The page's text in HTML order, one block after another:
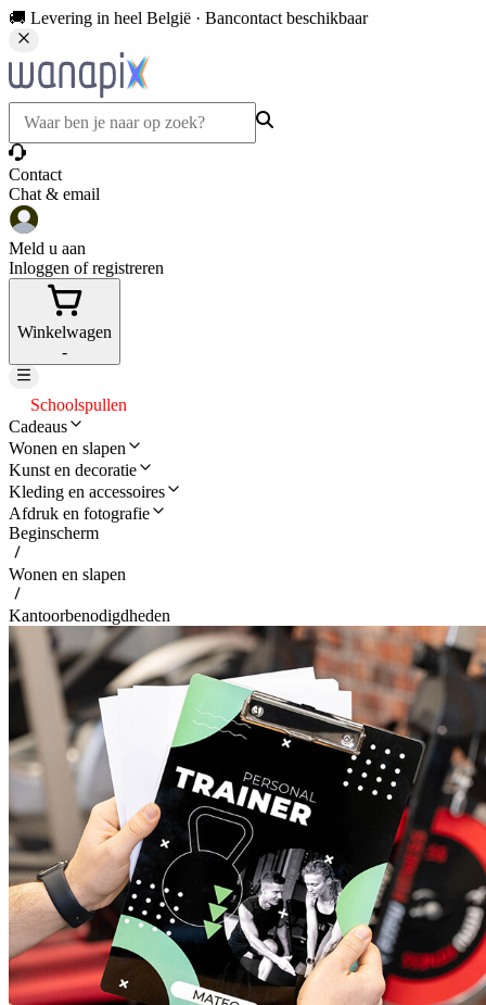
🚚 Levering in heel België · Bancontact beschikbaar
Contact
Chat & email
Meld u aan
Inloggen of registreren
Winkelwagen
-
Schoolspullen
Cadeaus
Wonen en slapen
Kunst en decoratie
Kleding en accessoires
Afdruk en fotografie
Beginscherm
Wonen en slapen
Kantoorbenodigdheden